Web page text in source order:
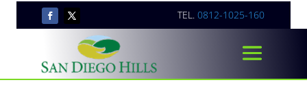
TEL. 0812-1025-160